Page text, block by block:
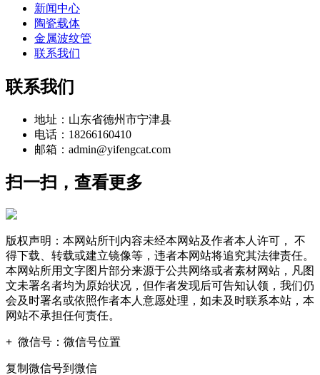
新闻中心
陶瓷载体
金属波纹管
联系我们
联系我们
地址：山东省德州市宁津县
电话：18266160410
邮箱：admin@yifengcat.com
扫一扫，查看更多
版权声明：本网站所刊内容未经本网站及作者本人许可， 不
得下载、转载或建立镜像等，违者本网站将追究其法律责任。
本网站所用文字图片部分来源于公共网络或者素材网站，凡图
文未署名者均为原始状况，但作者发现后可告知认领，我们仍
会及时署名或依照作者本人意愿处理，如未及时联系本站，本
网站不承担任何责任。
+ 微信号： 微信号位置
复制微信号到微信